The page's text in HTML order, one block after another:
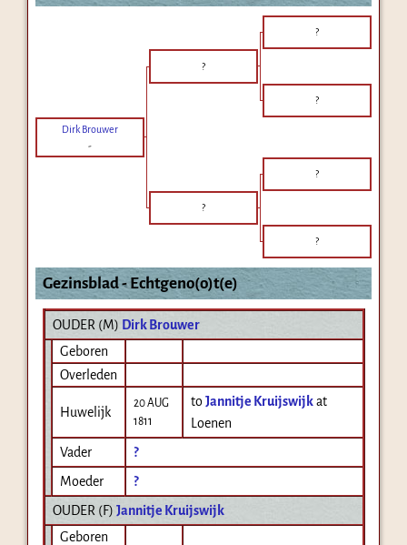
?
?
?
Dirk Brouwer
-
?
?
?
Gezinsblad - Echtgeno(o)t(e)
OUDER (M) Dirk Brouwer
Geboren
Overleden
Huwelijk
20 AUG
1811
toJannitje Kruijswijk at
Loenen
Vader
?
Moeder
?
OUDER (F) Jannitje Kruijswijk
Geboren